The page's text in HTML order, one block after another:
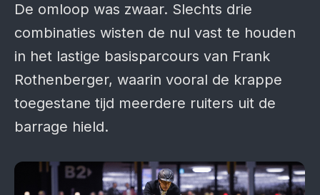
De omloop was zwaar. Slechts drie
combinaties wisten de nul vast te houden
in het lastige basisparcours van Frank
Rothenberger, waarin vooral de krappe
toegestane tijd meerdere ruiters uit de
barrage hield.